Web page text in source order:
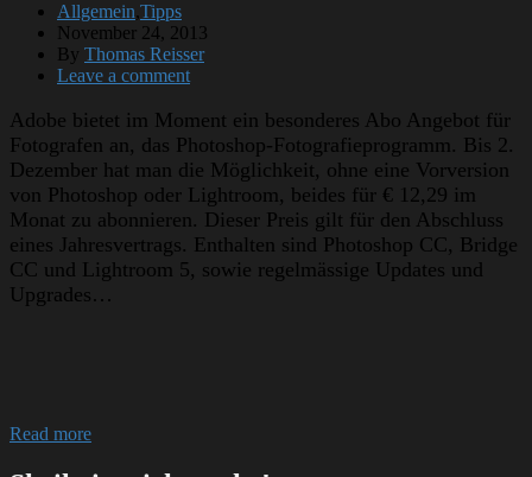
Allgemein,Tipps
November 24, 2013
By Thomas Reisser
Leave a comment
Adobe bietet im Moment ein besonderes Abo Angebot für
Fotografen an, das Photoshop-Fotografieprogramm. Bis 2.
Dezember hat man die Möglichkeit, ohne eine Vorversion
von Photoshop oder Lightroom, beides für € 12,29 im
Monat zu abonnieren. Dieser Preis gilt für den Abschluss
eines Jahresvertrags. Enthalten sind Photoshop CC, Bridge
CC und Lightroom 5, sowie regelmässige Updates und
Upgrades…
Read more